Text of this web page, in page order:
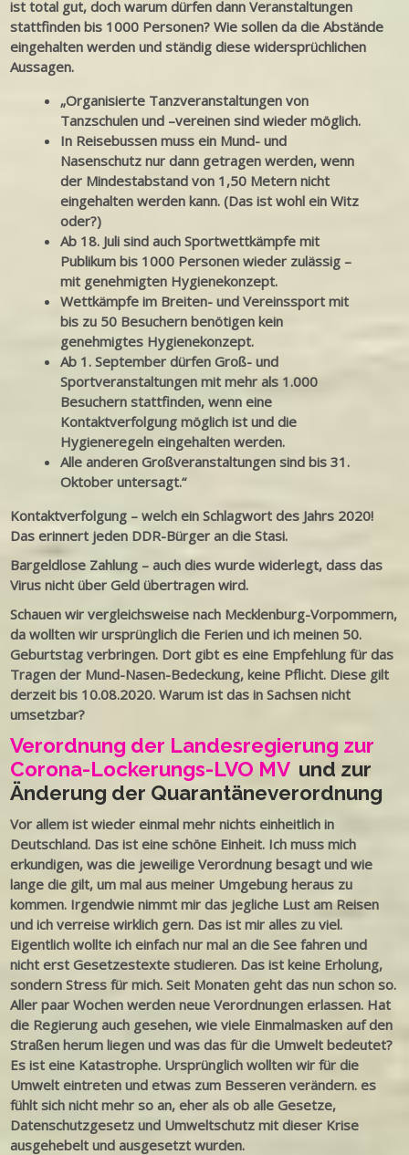
ist total gut, doch warum dürfen dann Veranstaltungen
stattfinden bis 1000 Personen? Wie sollen da die Abstände
eingehalten werden und ständig diese widersprüchlichen
Aussagen.
„Organisierte Tanzveranstaltungen von
Tanzschulen und –vereinen sind wieder möglich.
In Reisebussen muss ein Mund- und
Nasenschutz nur dann getragen werden, wenn
der Mindestabstand von 1,50 Metern nicht
eingehalten werden kann. (Das ist wohl ein Witz
oder?)
Ab 18. Juli sind auch Sportwettkämpfe mit
Publikum bis 1000 Personen wieder zulässig –
mit genehmigten Hygienekonzept.
Wettkämpfe im Breiten- und Vereinssport mit
bis zu 50 Besuchern benötigen kein
genehmigtes Hygienekonzept.
Ab 1. September dürfen Groß- und
Sportveranstaltungen mit mehr als 1.000
Besuchern stattfinden, wenn eine
Kontaktverfolgung möglich ist und die
Hygieneregeln eingehalten werden.
Alle anderen Großveranstaltungen sind bis 31.
Oktober untersagt.“
Kontaktverfolgung – welch ein Schlagwort des Jahrs 2020!
Das erinnert jeden DDR-Bürger an die Stasi.
Bargeldlose Zahlung – auch dies wurde widerlegt, dass das
Virus nicht über Geld übertragen wird.
Schauen wir vergleichsweise nach Mecklenburg-Vorpommern,
da wollten wir ursprünglich die Ferien und ich meinen 50.
Geburtstag verbringen. Dort gibt es eine Empfehlung für das
Tragen der Mund-Nasen-Bedeckung, keine Pflicht. Diese gilt
derzeit bis 10.08.2020. Warum ist das in Sachsen nicht
umsetzbar?
Verordnung der Landesregierung zur
Corona-Lockerungs-LVO MVund zur
Änderung der Quarantäneverordnung
Vor allem ist wieder einmal mehr nichts einheitlich in
Deutschland. Das ist eine schöne Einheit. Ich muss mich
erkundigen, was die jeweilige Verordnung besagt und wie
lange die gilt, um mal aus meiner Umgebung heraus zu
kommen. Irgendwie nimmt mir das jegliche Lust am Reisen
und ich verreise wirklich gern. Das ist mir alles zu viel.
Eigentlich wollte ich einfach nur mal an die See fahren und
nicht erst Gesetzestexte studieren. Das ist keine Erholung,
sondern Stress für mich. Seit Monaten geht das nun schon so.
Aller paar Wochen werden neue Verordnungen erlassen. Hat
die Regierung auch gesehen, wie viele Einmalmasken auf den
Straßen herum liegen und was das für die Umwelt bedeutet?
Es ist eine Katastrophe. Ursprünglich wollten wir für die
Umwelt eintreten und etwas zum Besseren verändern. es
fühlt sich nicht mehr so an, eher als ob alle Gesetze,
Datenschutzgesetz und Umweltschutz mit dieser Krise
ausgehebelt und ausgesetzt wurden.